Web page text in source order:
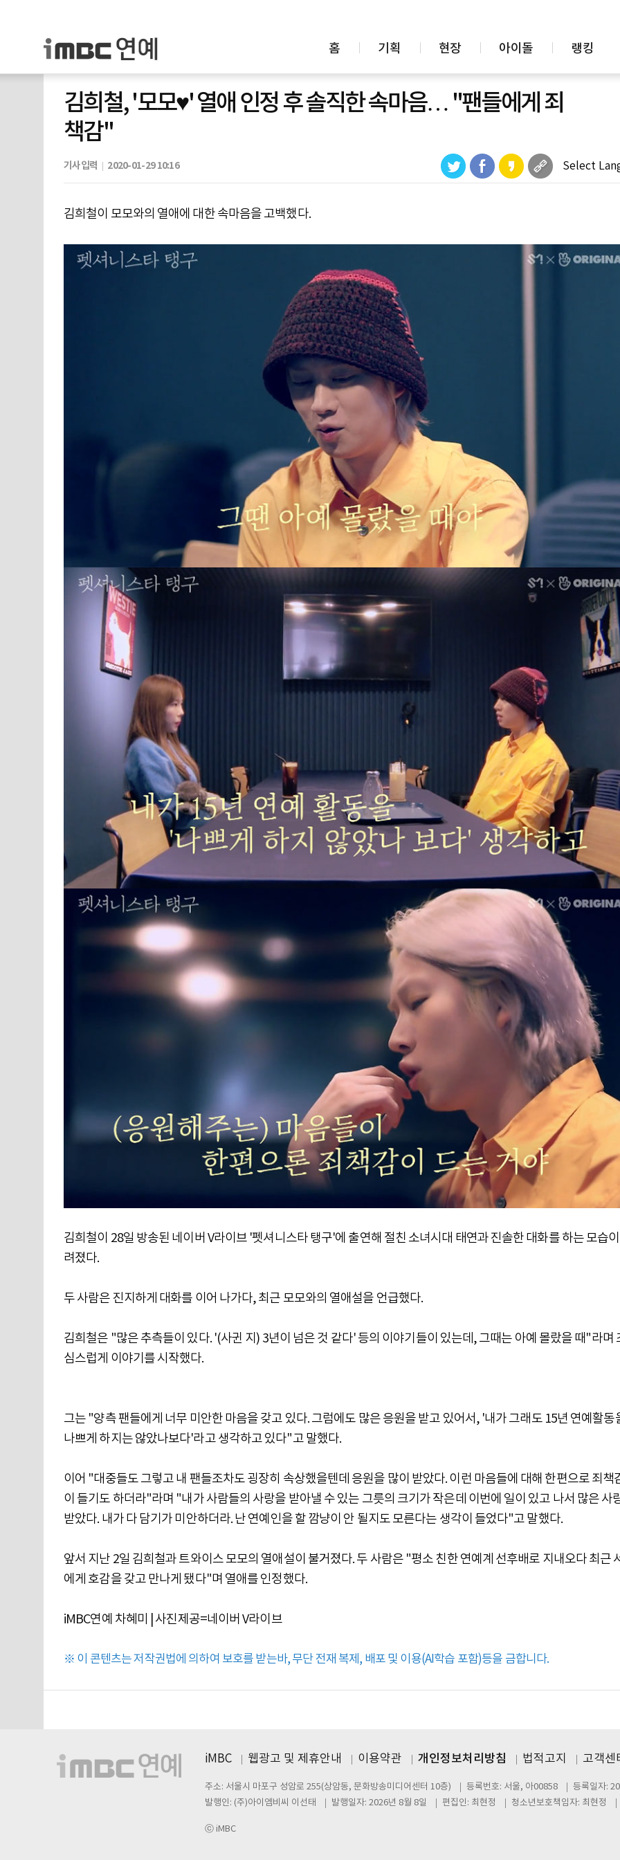
홈 기획 현장 아이돌 랭킹
김희철, '모모♥' 열애 인정 후 솔직한 속마음… "팬들에게 죄
책감"
기사입력 2020-01-29 10:16 Select
김희철이 모모와의 열애에 대한 속마음을 고백했다.
김희철이 28일 방송된 네이버 V라이브 '펫셔니스타 탱구'에 출연해 절친 소녀시대 태연과 진솔한 대화를 하는 모습
려졌다.
두 사람은 진지하게 대화를 이어 나가다, 최근 모모와의 열애설을 언급했다.
김희철은 "많은 추측들이 있다. '(사귄 지) 3년이 넘은 것 같다' 등의 이야기들이 있는데, 그때는 아예 몰랐을 때"라며
심스럽게 이야기를 시작했다.
그는 "양측 팬들에게 너무 미안한 마음을 갖고 있다. 그럼에도 많은 응원을 받고 있어서, '내가 그래도 15년 연예활동
나쁘게 하지는 않았나보다'라고 생각하고 있다"고 말했다.
이어 "대중들도 그렇고 내 팬들조차도 굉장히 속상했을텐데 응원을 많이 받았다. 이런 마음들에 대해 한편으로 죄책
이 들기도 하더라"라며 "내가 사람들의 사랑을 받아낼 수 있는 그릇의 크기가 작은데 이번에 일이 있고 나서 많은 사
받았다. 내가 다 담기가 미안하더라. 난 연예인을 할 깜냥이 안 될지도 모른다는 생각이 들었다"고 말했다.
앞서 지난 2일 김희철과 트와이스 모모의 열애설이 불거졌다. 두 사람은 "평소 친한 연예계 선후배로 지내오다 최근
에게 호감을 갖고 만나게 됐다"며 열애를 인정했다.
iMBC연예 차혜미 | 사진제공=네이버 V라이브
※ 이 콘텐츠는 저작권법에 의하여 보호를 받는바, 무단 전재 복제, 배포 및 이용(AI학습 포함)등을 금합니다.
iMBC 웹광고 및 제휴안내 이용약관 개인정보처리방침 법적고지 고객센
주소: 서울시 마포구 성암로 255(상암동, 문화방송미디어센터 10층) 등록번호: 서울, 아00858
등록일자:
발행인: (주)아이엠비씨 이선태
발행일자: 2026년 8월 8일 편집인: 최현정 청소년보호책임자: 최현정
ⓒ iMBC